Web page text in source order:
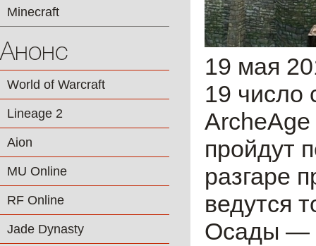
Minecraft
Анонс
World of Warcraft
Lineage 2
Aion
MU Online
RF Online
Jade Dynasty
19 мая
19 число
ArcheAge
пройдут
разгаре
ведутся
Осады —